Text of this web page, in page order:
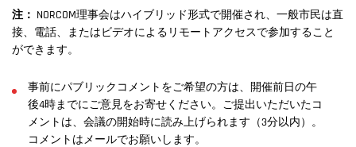
注： NORCOM理事会はハイブリッド形式で開催され、一般市民は直
接、電話、またはビデオによるリモートアクセスで参加すること
ができます。
事前にパブリックコメントをご希望の方は、開催前日の午
後4時までにご意見をお寄せください。ご提出いただいたコ
メントは、会議の開始時に読み上げられます（3分以内）。
コメントはメールでお願いします。